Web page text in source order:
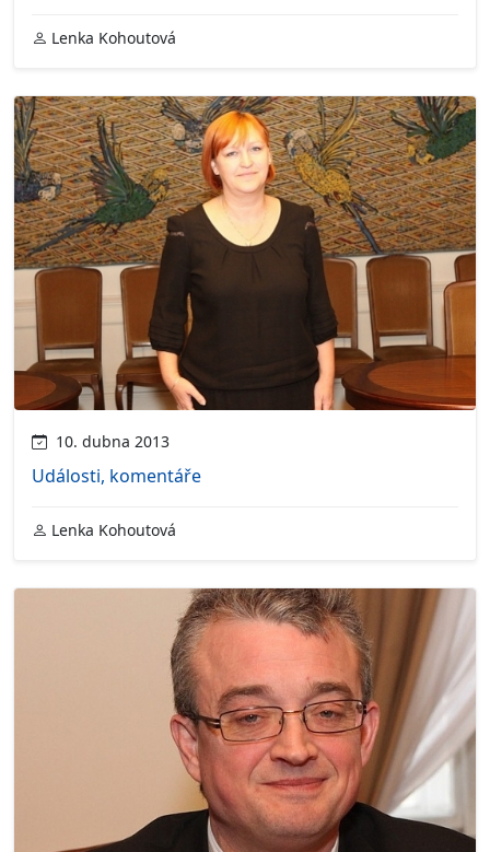
Lenka Kohoutová
10. dubna 2013
Události, komentáře
Lenka Kohoutová